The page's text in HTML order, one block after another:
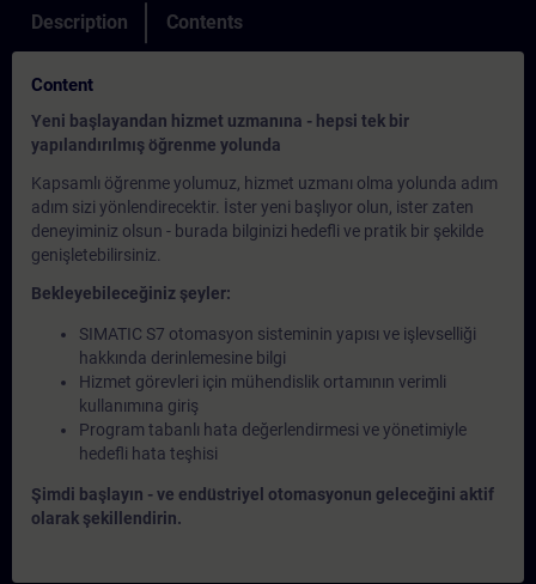
Description Contents
Content
Yeni başlayandan hizmet uzmanına - hepsi tek bir
yapılandırılmış öğrenme yolunda
Kapsamlı öğrenme yolumuz, hizmet uzmanı olma yolunda adım
adım sizi yönlendirecektir. İster yeni başlıyor olun, ister zaten
deneyiminiz olsun - burada bilginizi hedefli ve pratik bir şekilde
genişletebilirsiniz.
Bekleyebileceğiniz şeyler:
SIMATIC S7 otomasyon sisteminin yapısı ve işlevselliği
hakkında derinlemesine bilgi
Hizmet görevleri için mühendislik ortamının verimli
kullanımına giriş
Program tabanlı hata değerlendirmesi ve yönetimiyle
hedefli hata teşhisi
Şimdi başlayın - ve endüstriyel otomasyonun geleceğini aktif
olarak şekillendirin.